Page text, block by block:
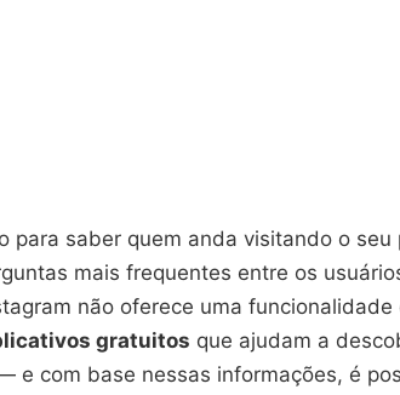
para saber quem anda visitando o seu
mais frequentes entre os
não oferece uma
gratuitos que ajudam a
e com base nessas informações, é